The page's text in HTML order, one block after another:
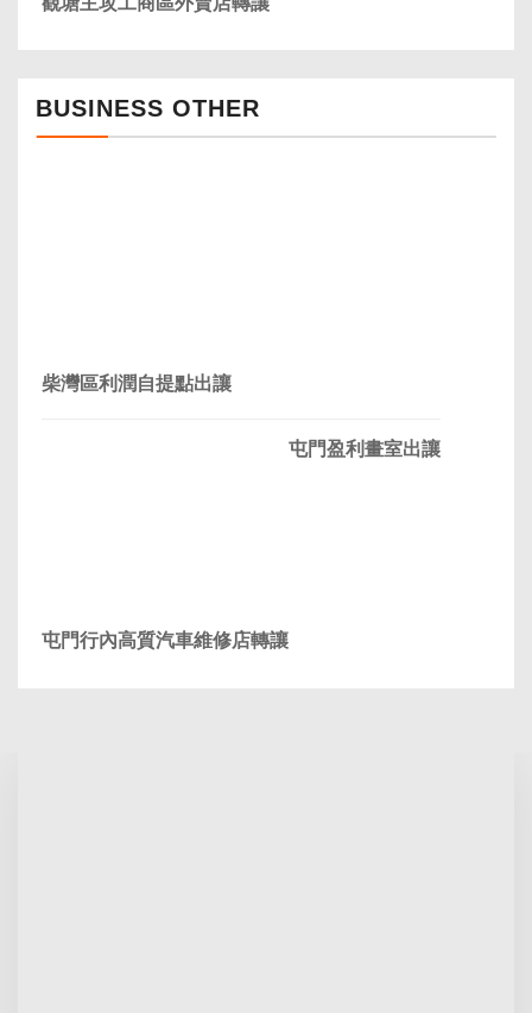
BUSINESS OTHER
柴灣區利潤自提點出讓
屯門行內高質汽車維修店轉讓
屯門盈利畫室出讓